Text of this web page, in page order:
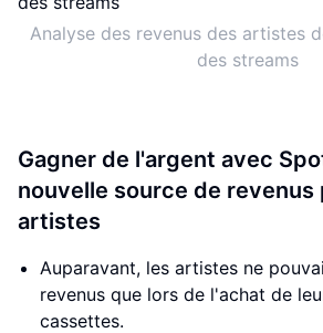
Analyse des revenus des artistes
des streams
Gagner de l'argent avec
nouvelle source de revenus
artistes
Auparavant, les artistes ne
revenus que lors de l'achat de
cassettes.